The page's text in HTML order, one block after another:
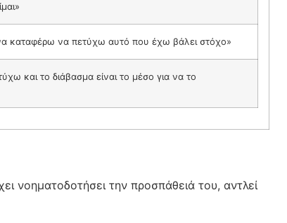
να καταφέρω να πετύχω αυτό που έχω βάλει στόχο»
και το διάβασμα είναι το μέσο για να το
νοηματοδοτήσει την προσπάθειά του, αντλεί